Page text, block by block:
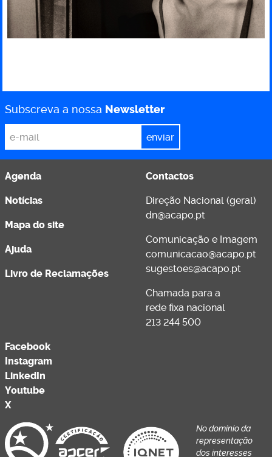
Subscreva a nossa Newsletter
Email*
Agenda
Notícias
Mapa do site
Ajuda
Livro de Reclamações
Contactos
Direção Nacional (geral)
dn@acapo.pt
Comunicação e Imagem
comunicacao@acapo.pt
sugestoes@acapo.pt
Chamada para a
rede fixa nacional
213 244 500
Facebook
Instagram
LinkedIn
Youtube
X
No domínio da
representação
dos interesses